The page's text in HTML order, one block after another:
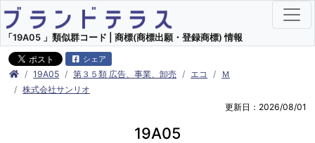
「19A05 」類似群コード | 商標(商標出願・登録商標) 情報
シェア
19A05 第３５類 広告、事業、卸売 エコ
Ｍ
株式会社サンリオ
更新日：2026/08/01
19A05